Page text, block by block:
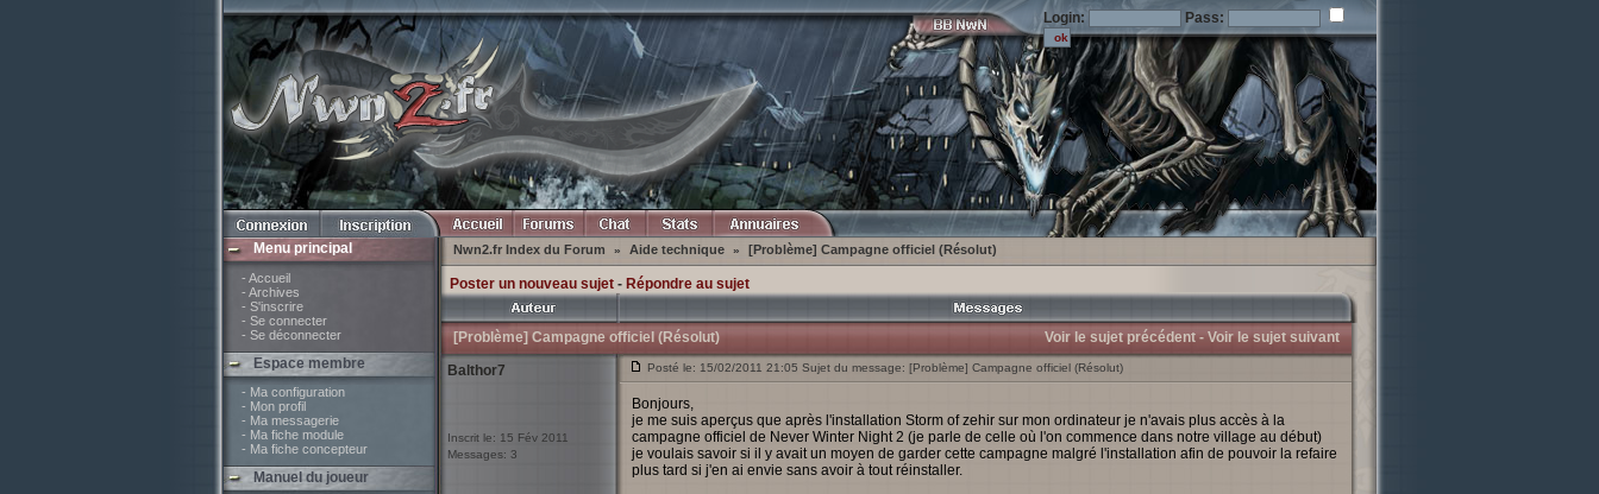
Login: Pass:
Menu principal
- Accueil
- Archives
- S'inscrire
- Se connecter
- Se déconnecter
Espace membre
- Ma configuration
- Mon profil
- Ma messagerie
- Ma fiche module
- Ma fiche concepteur
Manuel du joueur
Nwn2.fr Index du Forum » Aide technique » [Problème] Campagne officiel (Résolut)
Poster un nouveau sujet- Répondre au sujet
[Problème] Campagne officiel (Résolut) Voir le sujet précédent - Voir le sujet suivant
Balthor7
Inscrit le: 15 Fév 2011
Messages: 3
Posté le: 15/02/2011 21:05 Sujet du message: [Problème] Campagne officiel (Résolut)
Bonjours,
je me suis aperçus que après l'installation Storm of zehir sur mon ordinateur je n'avais plus accès à la
campagne officiel de Never Winter Night 2 (je parle de celle où l'on commence dans notre village au début)
je voulais savoir si il y avait un moyen de garder cette campagne malgré l'installation afin de pouvoir la refaire
plus tard si j'en ai envie sans avoir à tout réinstaller.